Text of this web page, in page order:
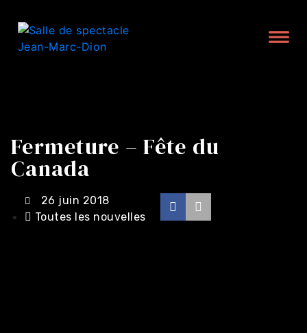
Fermeture – Fête du
Canada
26 juin 2018
Toutes les nouvelles